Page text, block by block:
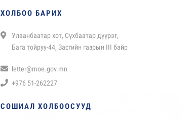
ХОЛБОО БАРИХ
Улаанбаатар хот, Сүхбаатар дүүрэг,
Бага тойруу-44, Засгийн газрын III байр
letter@moe.gov.mn
+976 51-262227
СОШИАЛ ХОЛБООСУУД